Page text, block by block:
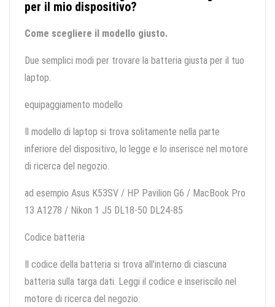
per il mio dispositivo?
Come scegliere il modello giusto.
Due semplici modi per trovare la batteria giusta per il tuo
laptop.
equipaggiamento modello
Il modello di laptop si trova solitamente nella parte
inferiore del dispositivo, lo legge e lo inserisce nel motore
di ricerca del negozio.
ad esempio Asus K53SV / HP Pavilion G6 / MacBook Pro
13 A1278 / Nikon 1 J5 DL18-50 DL24-85
Codice batteria
Il codice della batteria si trova all'interno di ciascuna
batteria sulla targa dati. Leggi il codice e inseriscilo nel
motore di ricerca del negozio.